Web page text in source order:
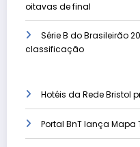
oitavas de final
Série B do Brasileirão
classificação
Hotéis da Rede Bristol
Portal BnT lança